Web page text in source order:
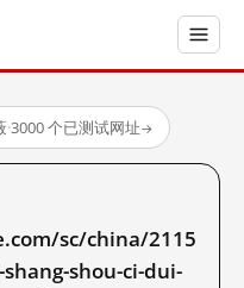
·3000 个已测试网址→
sc/china/2115
shou-ci-dui-